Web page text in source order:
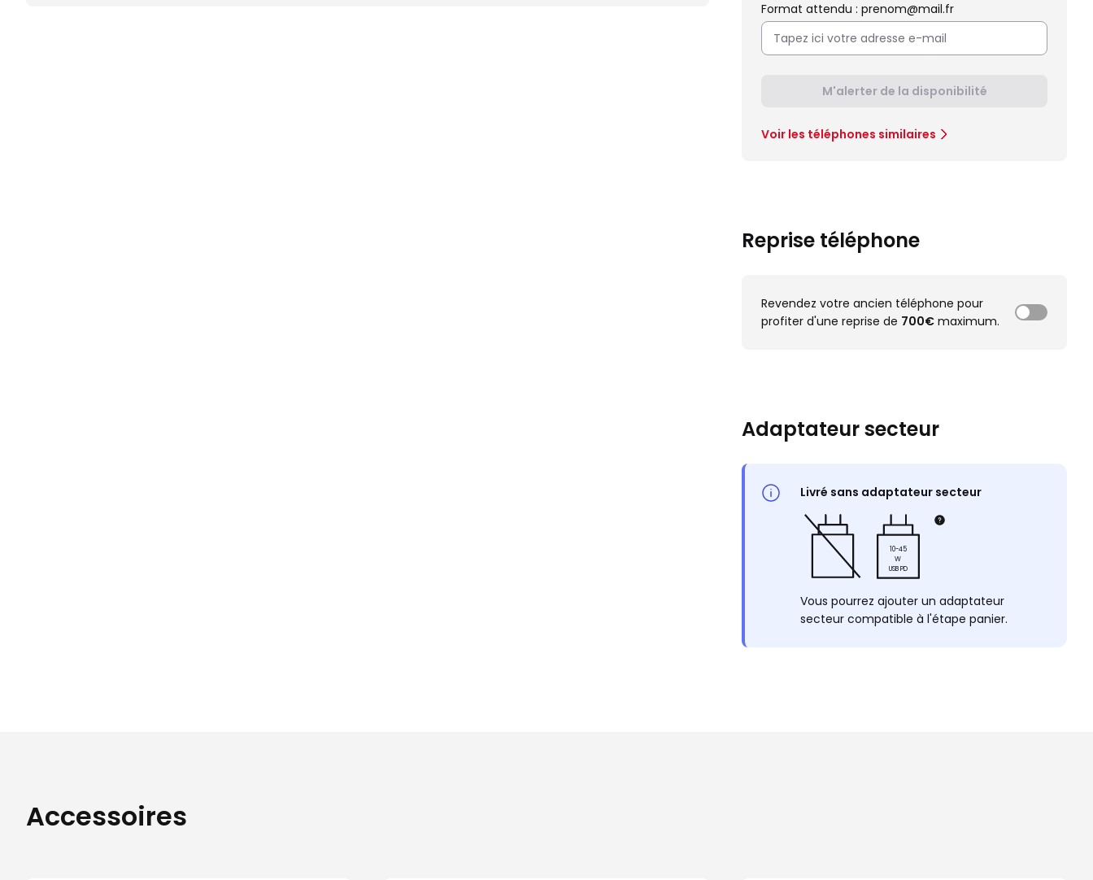
Format attendu : prenom@mail.fr
M'alerter de la disponibilité
Voir les téléphones similaires
Reprise téléphone
Revendez votre ancien téléphone pour
profiter d'une reprise de 700€ maximum.
Adaptateur secteur
Livré sans adaptateur secteur
10-45
W
USB PD
Vous pourrez ajouter un adaptateur
secteur compatible à l'étape panier.
Accessoires